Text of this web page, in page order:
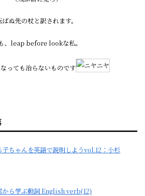
ばぬ先の杖と訳されます。
、leap before lookな私。
っても治らないものです
子ちゃんを英語で説明しようvol.12：小杉
から学ぶ動詞 English verb(12)